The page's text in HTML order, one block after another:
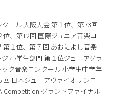
ール 大阪大会 第１位、第73回
、第12回 国際ジュニア音楽コ
第１位、第７回 あおによし音楽
小学生部門 第１位ジュニアグラ
ク音楽コンクール小学生中学年
日本ジュニアヴァイオリンコ
Competition グランドファイナル